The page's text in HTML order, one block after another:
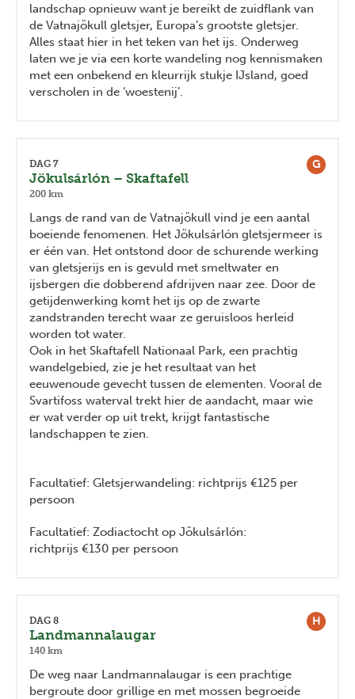
landschap opnieuw want je bereikt de zuidflank van
de Vatnajökull gletsjer, Europa’s grootste gletsjer.
Alles staat hier in het teken van het ijs. Onderweg
laten we je via een korte wandeling nog kennismaken
met een onbekend en kleurrijk stukje IJsland, goed
verscholen in de ‘woestenij’.
G
DAG 7
Jökulsárlón – Skaftafell
200 km
Langs de rand van de Vatnajökull vind je een aantal
boeiende fenomenen. Het Jökulsárlón gletsjermeer is
er één van. Het ontstond door de schurende werking
van gletsjerijs en is gevuld met smeltwater en
ijsbergen die dobberend afdrijven naar zee. Door de
getijdenwerking komt het ijs op de zwarte
zandstranden terecht waar ze geruisloos herleid
worden tot water.
Ook in het Skaftafell Nationaal Park, een prachtig
wandelgebied, zie je het resultaat van het
eeuwenoude gevecht tussen de elementen. Vooral de
Svartifoss waterval trekt hier de aandacht, maar wie
er wat verder op uit trekt, krijgt fantastische
landschappen te zien.
Facultatief: Gletsjerwandeling: richtprijs €125 per
persoon
Facultatief: Zodiactocht op Jökulsárlón:
richtprijs €130 per persoon
H
DAG 8
Landmannalaugar
140 km
De weg naar Landmannalaugar is een prachtige
bergroute door grillige en met mossen begroeide